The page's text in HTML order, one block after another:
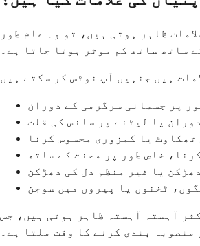
ظاہر ہوتی ہیں، تو وہ عام طور
ساتھ ساتھ کم موثر ہوتا جاتا ہے۔
پر جسمانی سرگرمی کے دوران
یا لیٹنے پر سانس کی قلت
یا کمزوری محسوس کرنا
خاص طور پر محنت کے ساتھ
یا غیر منظم دل کی دھڑکن
ٹخنوں یا پیروں میں سوجن
آہستہ آہستہ ظاہر ہوتی ہیں، جس
بندی کرنے کا وقت ملتا ہے۔